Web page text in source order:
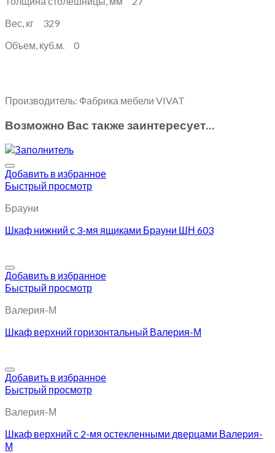
Вес, кг 329
Объем, куб.м. 0
Производитель: Фабрика мебели VIVAT
Возможно Вас также заинтересует…
Добавить в избранное
Быстрый просмотр
Брауни
Шкаф нижний с 3-мя ящиками Брауни ШН 603
Добавить в избранное
Быстрый просмотр
Валерия-М
Шкаф верхний горизонтальный Валерия-М
Добавить в избранное
Быстрый просмотр
Валерия-М
Шкаф верхний с 2-мя остекленными дверцами Валерия-
М